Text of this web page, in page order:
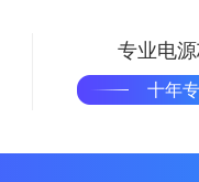
专业电
十年